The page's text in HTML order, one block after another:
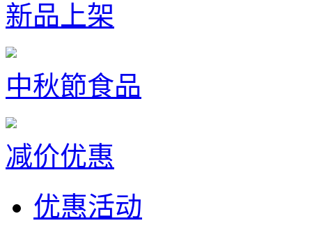
新品上架
中秋節食品
减价优惠
优惠活动